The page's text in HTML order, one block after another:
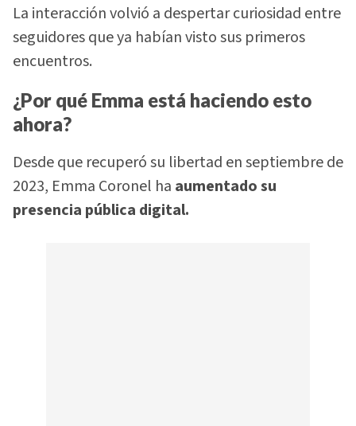
La interacción volvió a despertar curiosidad entre
seguidores que ya habían visto sus primeros
encuentros.
¿Por qué Emma está haciendo esto
ahora?
Desde que recuperó su libertad en septiembre de
2023, Emma Coronel ha aumentado su
presencia pública digital.